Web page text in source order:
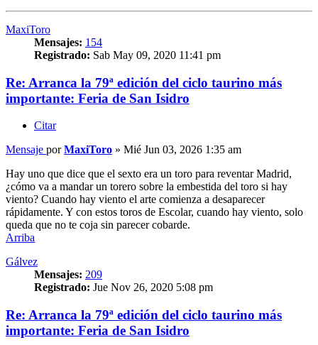
MaxiToro
Mensajes: 154
Registrado: Sab May 09, 2020 11:41 pm
Re: Arranca la 79ª edición del ciclo taurino más
importante: Feria de San Isidro
Citar
Mensaje porMaxiToro » Mié Jun 03, 2026 1:35 am
Hay uno que dice que el sexto era un toro para reventar Madrid,
¿cómo va a mandar un torero sobre la embestida del toro si hay
viento? Cuando hay viento el arte comienza a desaparecer
rápidamente. Y con estos toros de Escolar, cuando hay viento, solo
queda que no te coja sin parecer cobarde.
Arriba
Gálvez
Mensajes: 209
Registrado: Jue Nov 26, 2020 5:08 pm
Re: Arranca la 79ª edición del ciclo taurino más
importante: Feria de San Isidro